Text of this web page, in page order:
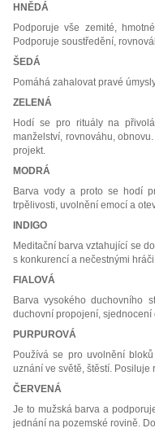
HNĚDÁ
Podporuje vše zemité,
Podporuje soustředění,
ŠEDÁ
Pomáhá zahalovat pravé
ZELENÁ
Hodí se pro rituály na
manželství, rovnováhu,
projekt.
MODRÁ
Barva vody a proto se hodí
trpělivosti, uvolnění emocí a
INDIGO
Meditační barva vztahující se
s konkurencí a nečestnými
FIALOVÁ
Barva vysokého duchovního
duchovní propojení, sjednocení
PURPUROVÁ
Používá se pro uvolnění
uznání ve světě, štěstí. Posiluje
ČERVENÁ
Je to mužská barva a
jednání na pozemské rovině.